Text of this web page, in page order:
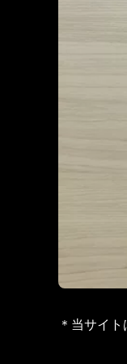
＊当サイ